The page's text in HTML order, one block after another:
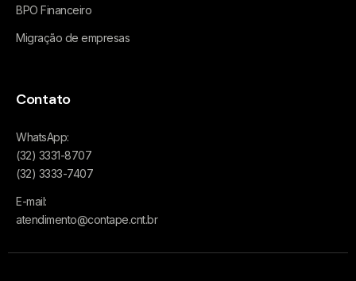
BPO Financeiro
Migração de empresas
Contato
WhatsApp:
(32) 3331-8707
(32) 3333-7407
E-mail:
atendimento@contape.cnt.br